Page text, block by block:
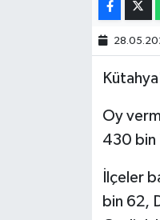
Oy
430 bin
İlçeler
bin 62,